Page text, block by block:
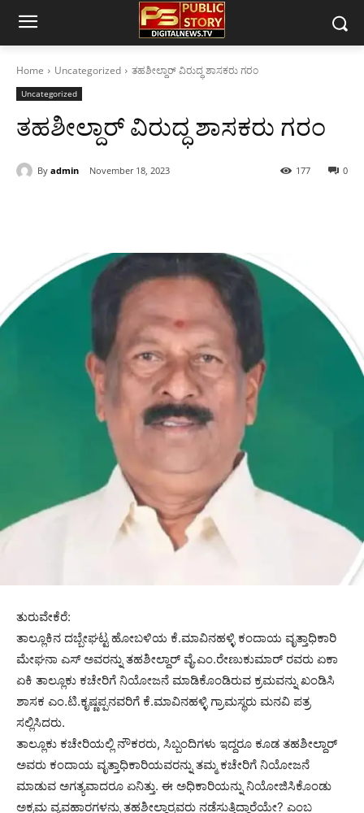
Home Uncategorized ತಹಶೀಲ್ದಾರ್ ವಿರುದ್ಧ ಶಾಸಕರು ಗರಂ
Uncategorized
ತಹಶೀಲ್ದಾರ್ ವಿರುದ್ಧ ಶಾಸಕರು ಗರಂ
By admin November 18, 2023 0
177
ತುರುವೇಕೆರೆ:
ತಾಲ್ಲೂಕಿನ ದಬ್ಬೇಘಟ್ಟ ಹೋಬಳಿಯ ಕೆ.ಮಾವಿನಹಳ್ಳಿ ಕಂದಾಯ ವೃತ್ತಾಧಿಕಾರಿ
ಮೇಘನಾ ಎಸ್ ಅವರನ್ನು ತಹಶೀಲ್ದಾರ್ ವೈ.ಎಂ.ರೇಣುಕುಮಾರ್ ರವರು ಏಕಾ
ಏಕಿ ತಾಲ್ಲೂಕು ಕಚೇರಿಗೆ ನಿಯೋಜನೆ ಮಾಡಿಕೊಂಡಿರುವ ಕ್ರಮವನ್ನು ಖಂಡಿಸಿ
ಶಾಸಕ ಎಂ.ಟಿ.ಕೃಷ್ಣಪ್ಪನವರಿಗೆ ಕೆ.ಮಾವಿನಹಳ್ಳಿ ಗ್ರಾಮಸ್ಥರು ಮನವಿ ಪತ್ರ
ಸಲ್ಲಿಸಿದರು.
ತಾಲ್ಲೂಕು ಕಚೇರಿಯಲ್ಲಿ ನೌಕರರು, ಸಿಬ್ಬಂದಿಗಳು ಇದ್ದರೂ ಕೂಡ ತಹಶೀಲ್ದಾರ್
ಅವರು ಕಂದಾಯ ವೃತ್ತಾಧಿಕಾರಿಯವರನ್ನು ತಮ್ಮ ಕಚೇರಿಗೆ ನಿಯೋಜನೆ
ಮಾಡುವ ಅಗತ್ಯವಾದರೂ ಏನಿತ್ತು. ಈ ಅಧಿಕಾರಿಯನ್ನು ನಿಯೋಜಿಸಿಕೊಂಡು
ಅಕ್ರಮ ವ್ಯವಹಾರಗಳನ್ನು ತಹಶೀಲ್ದಾರ್ರವರು ನಡೆಸುತ್ತಿದ್ದಾರೆಯೇ? ಎಂಬ